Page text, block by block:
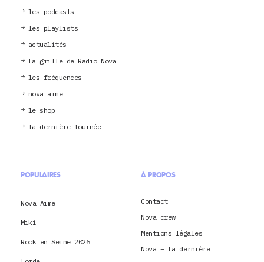
les podcasts
les playlists
actualités
La grille de Radio Nova
les fréquences
nova aime
le shop
la dernière tournée
POPULAIRES
Nova Aime
Miki
Rock en Seine 2026
À PROPOS
Contact
Nova crew
Mentions légales
Nova – La dernière